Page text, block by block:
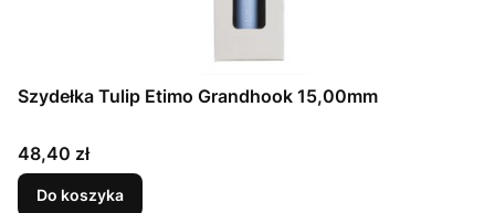
Szydełka Tulip Etimo Grandhook 15,00mm
Cena
48,40 zł
Do koszyka